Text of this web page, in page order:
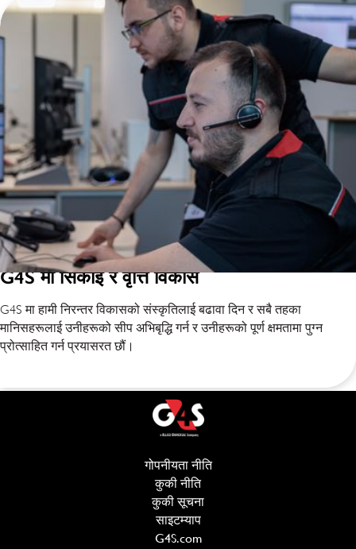
G4S मा सिकाइ र वृत्ति विकास
G4S मा हामी निरन्तर विकासको संस्कृतिलाई बढावा दिन र सबै तहका
मानिसहरूलाई उनीहरूको सीप अभिबृद्धि गर्न र उनीहरूको पूर्ण क्षमतामा पुग्न
प्रोत्साहित गर्न प्रयासरत छौं।
गोपनीयता नीति(opens in new window)
कुकी नीति(opens in new window)
कुकी सूचना
साइटम्याप
G4S.com(opens in new window)